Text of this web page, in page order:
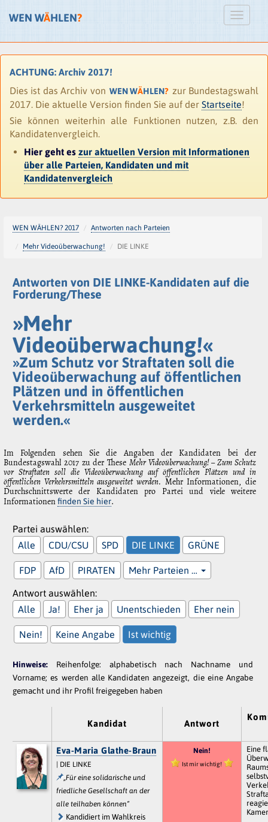
WEN WÄHLEN?
ACHTUNG: Archiv 2017!
Dies ist das Archiv von WEN WÄHLEN? zur Bundestagswahl
2017. Die aktuelle Version finden Sie auf der Startseite!
Sie können weiterhin alle Funktionen nutzen, z.B. den
Kandidatenvergleich.
Hier geht es zur aktuellen Version mit Informationen
über alle Parteien, Kandidaten und mit
Kandidatenvergleich
WEN WÄHLEN? 2017 Antworten nach Parteien
Mehr Videoüberwachung! DIE LINKE
Antworten von DIE LINKE-Kandidaten auf die
Forderung/These
»Mehr
Videoüberwachung!«
»Zum Schutz vor Straftaten soll die
Videoüberwachung auf öffentlichen
Plätzen und in öffentlichen
Verkehrsmitteln ausgeweitet
werden.«
Im Folgenden sehen Sie die Angaben der Kandidaten bei der
Bundestagswahl 2017 zu der These Mehr Videoüberwachung! – Zum Schutz
vor Straftaten soll die Videoüberwachung auf öffentlichen Plätzen und in
öffentlichen Verkehrsmitteln ausgeweitet werden. Mehr Informationen, die
Durchschnittswerte der Kandidaten pro Partei und viele weitere
Informationenfinden Sie hier.
Partei auswählen:
Alle
CDU/CSU SPD DIE LINKE GRÜNE
FDP AfD PIRATEN Mehr Parteien …
Antwort auswählen:
Alle
Ja! Eher ja Unentschieden Eher nein
Nein! Keine Angabe Ist wichtig
Hinweise: Reihenfolge: alphabetisch nach Nachname und
Vorname; es werden alle Kandidaten angezeigt, die eine Angabe
gemacht und ihr Profil freigegeben haben
Kandidat Antwort
Eva-Maria Glathe-Braun
| DIE LINKE
„Für eine solidarische und
friedliche Gesellschaft an der
alle teilhaben können“
Kandidiert im Wahlkreis
Nein!
Ist mir wichtig!
Eine